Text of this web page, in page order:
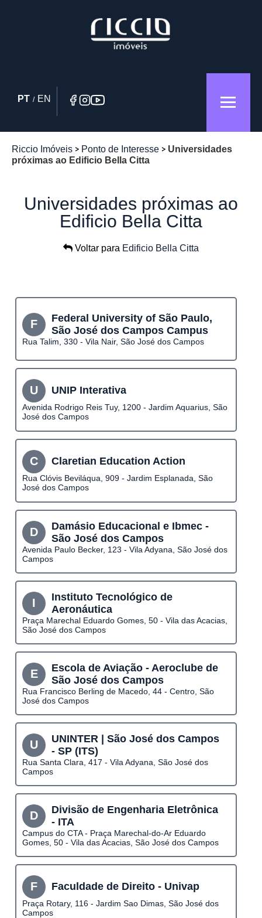
PT / EN
Riccio Imóveis Ponto de Interesse
Universidades
próximas ao Edificio Bella Citta
Universidades próximas ao
Edificio Bella Citta
Voltar para Edificio Bella Citta
F
Federal University of São Paulo,
São José dos Campos Campus
Rua Talim, 330 - Vila Nair, São José dos Campos
U UNIP Interativa
Avenida Rodrigo Reis Tuy, 1200 - Jardim Aquarius, São
José dos Campos
C Claretian Education Action
Rua Clóvis Beviláqua, 909 - Jardim Esplanada, São
José dos Campos
D
Damásio Educacional e Ibmec -
São José dos Campos
Avenida Paulo Becker, 123 - Vila Adyana, São José dos
Campos
I
Instituto Tecnológico de
Aeronáutica
Praça Marechal Eduardo Gomes, 50 - Vila das Acacias,
São José dos Campos
E
Escola de Aviação - Aeroclube de
São José dos Campos
Rua Francisco Berling de Macedo, 44 - Centro, São
José dos Campos
U
UNINTER | São José dos Campos
- SP (ITS)
Rua Santa Clara, 417 - Vila Adyana, São José dos
Campos
D
Divisão de Engenharia Eletrônica
- ITA
Campus do CTA - Praça Marechal-do-Ar Eduardo
Gomes, 50 - Vila das Acacias, São José dos Campos
F Faculdade de Direito - Univap
Praça Rotary, 116 - Jardim Sao Dimas, São José dos
Campos